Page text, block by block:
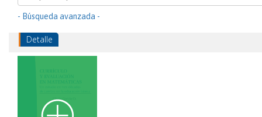
- Búsqueda avanzada -
Detalle